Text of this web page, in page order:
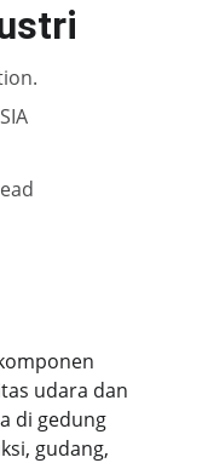
udara dan
di gedung
gudang,